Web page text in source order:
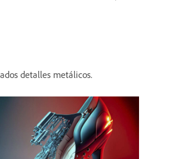
detalles metálicos.